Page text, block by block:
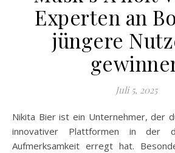
Experten an
jüngere
Juli 5, 2025
Nikita Bier ist ein Unternehmer, der durch die Entwicklung
innovativer Plattformen in der
Aufmerksamkeit erregt hat.